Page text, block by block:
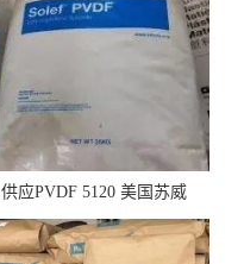
供应PVDF 5120 美国苏威